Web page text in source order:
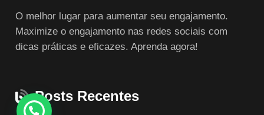
O melhor lugar para aumentar seu engajamento.
Maximize o engajamento nas redes sociais com
dicas práticas e eficazes. Aprenda agora!
Posts Recentes